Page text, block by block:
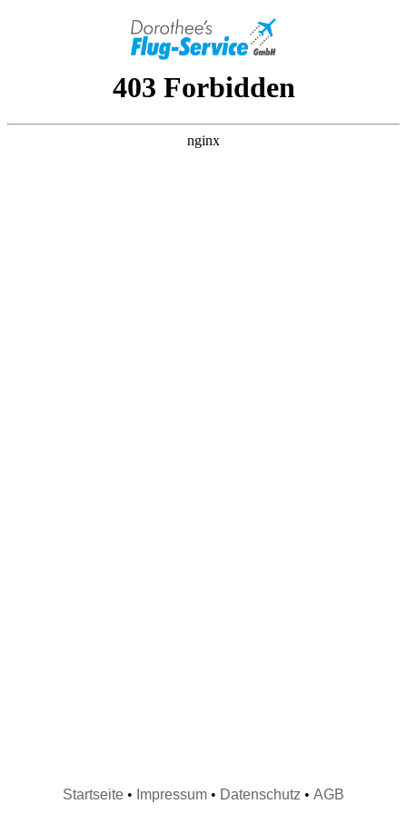
Startseite • Impressum • Datenschutz • AGB